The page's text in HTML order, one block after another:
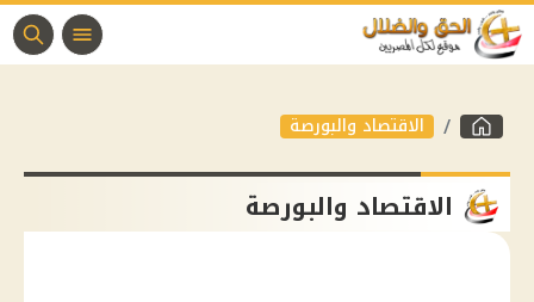
الاقتصاد والبورصة
الاقتصاد والبورصة